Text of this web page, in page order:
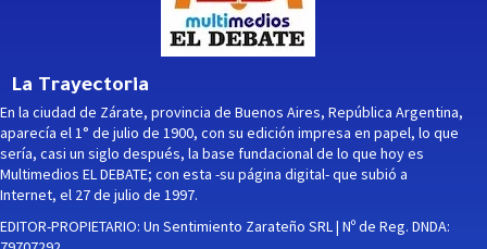
La Trayectoria
En la ciudad de Zárate, provincia de Buenos Aires, República Argentina,
aparecía el 1° de julio de 1900, con su edición impresa en papel, lo que
sería, casi un siglo después, la base fundacional de lo que hoy es
Multimedios EL DEBATE; con esta -su página digital- que subió a
Internet, el 27 de julio de 1997.
EDITOR-PROPIETARIO: Un Sentimiento Zarateño SRL | Nº de Reg. DNDA: